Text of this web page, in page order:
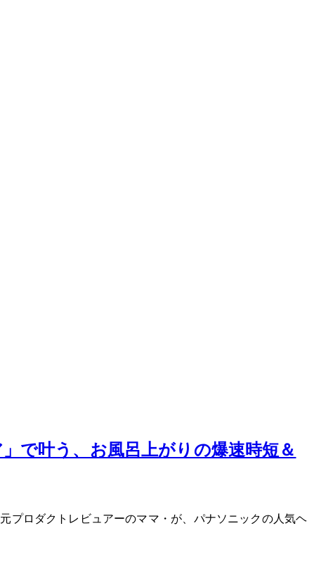
で叶う、お風呂上がりの爆速時短＆
ロダクトレビュアーのママ・Mioが、パナソニックの人気ヘ